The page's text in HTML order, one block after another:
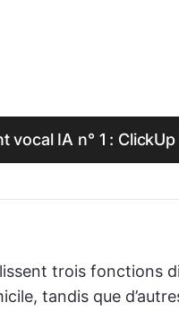
vocal IA n° 1 :
trois fonctions
tandis que